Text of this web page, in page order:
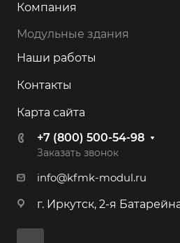
Компания
Модульные здания
Наши работы
Контакты
Карта сайта
+7 (800) 500-54-98
Заказать звонок
info@kfmk-modul.ru
г. Иркутск, 2-я